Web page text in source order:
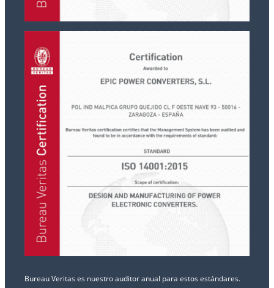
Bureau Veritas es nuestro auditor anual para estos estándares.